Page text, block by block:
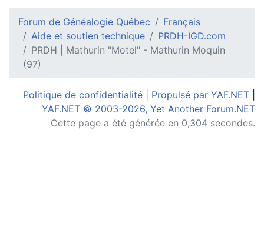
Forum de Généalogie Québec
Français
Aide et soutien technique
PRDH-IGD.com
PRDH | Mathurin "Motel" - Mathurin Moquin
(97)
Politique de confidentialité Propulsé par YAF.NET
YAF.NET © 2003-2026, Yet Another Forum.NET
Cette page a été générée en 0,304 secondes.